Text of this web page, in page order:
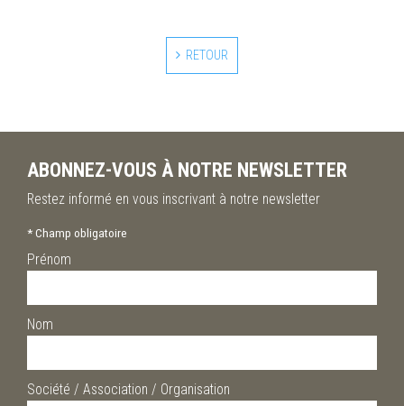
RETOUR
ABONNEZ-VOUS À NOTRE NEWSLETTER
Restez informé en vous inscrivant à notre newsletter
*Champ obligatoire
Prénom
Nom
Société / Association / Organisation